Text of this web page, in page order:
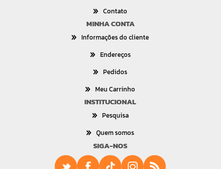
Contato
MINHA CONTA
Informações do cliente
Endereços
Pedidos
Meu Carrinho
INSTITUCIONAL
Pesquisa
Quem somos
SIGA-NOS